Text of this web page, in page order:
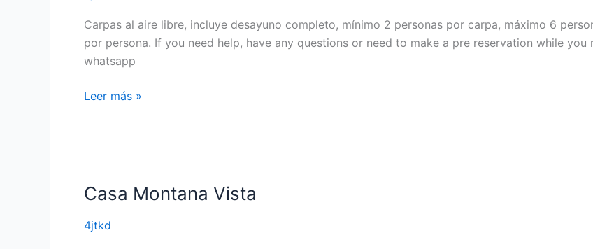
Carpas al aire libre, incluye desayuno completo, mínimo 2 personas por carpa, máximo 6
por persona. If you need help, have any questions or need to make a pre reservation while
whatsapp
Leer más »
Casa Montana Vista
4jtkd
Casa
Vista